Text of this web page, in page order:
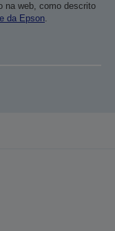
na web, como descrito
da Epson.